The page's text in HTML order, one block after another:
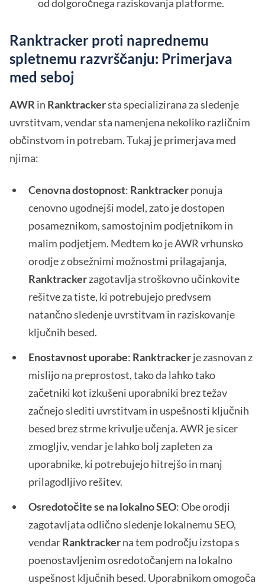
od dolgoročnega raziskovanja platforme.
Ranktracker proti naprednemu
spletnemu razvrščanju: Primerjava
med seboj
AWR in Ranktrackersta specializirana za sledenje
uvrstitvam, vendar sta namenjena nekoliko različnim
občinstvom in potrebam. Tukaj je primerjava med
njima:
Cenovna dostopnost: Ranktrackerponuja
cenovno ugodnejši model, zato je dostopen
posameznikom, samostojnim podjetnikom in
malim podjetjem. Medtem ko je AWR vrhunsko
orodje z obsežnimi možnostmi prilagajanja,
Ranktrackerzagotavlja stroškovno učinkovite
rešitve za tiste, ki potrebujejo predvsem
natančno sledenje uvrstitvam in raziskovanje
ključnih besed.
Enostavnost uporabe: Ranktrackerje zasnovan z
mislijo na preprostost, tako da lahko tako
začetniki kot izkušeni uporabniki brez težav
začnejo slediti uvrstitvam in uspešnosti ključnih
besed brez strme krivulje učenja. AWR je sicer
zmogljiv, vendar je lahko bolj zapleten za
uporabnike, ki potrebujejo hitrejšo in manj
prilagodljivo rešitev.
Osredotočite se na lokalno SEO: Obe orodji
zagotavljata odlično sledenje lokalnemu SEO,
vendarRanktrackerna tem področju izstopa s
poenostavljenim osredotočanjem na lokalno
uspešnost ključnih besed. Uporabnikom omogoča